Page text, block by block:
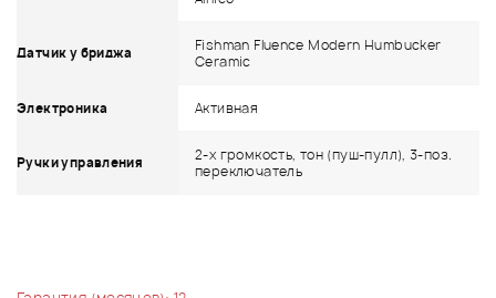
Датчик у бриджа
Fishman Fluence Modern Humbucker
Ceramic
Электроника Активная
Ручки управления
2-х громкость, тон (пуш-пулл), 3-поз.
переключатель